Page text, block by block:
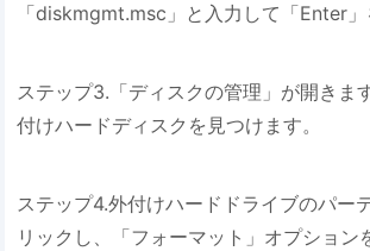
「diskmgmt.msc」と入力して「Enter」
ステップ3.「ディスクの管理」が開きま
付けハードディスクを見つけます。
ステップ4.外付けハードドライブのパー
リックし、「フォーマット」オプション